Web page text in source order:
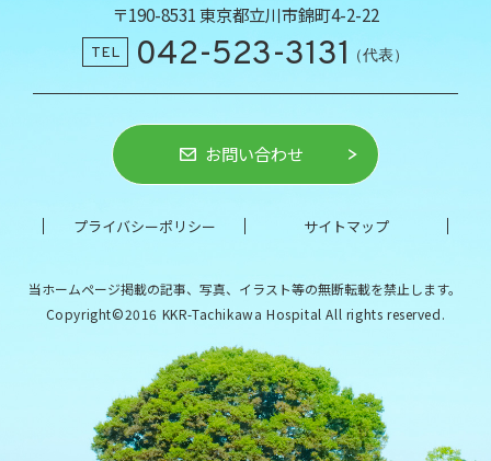
〒190-8531 東京都立川市錦町4-2-22
TEL 042-523-3131 （代表）
お問い合わせ
プライバシーポリシー サイトマップ
当ホームページ掲載の記事、写真、イラスト等の無断転載を禁止します。
Copyright©2016 KKR-Tachikawa Hospital All rights reserved.